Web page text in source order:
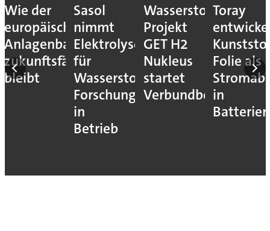
Wie der
europäische
Anlagenbau
zukunftsfähig
bleibt
Sasol
nimmt
Elektrolyseur
für
Wasserstoff-
Forschung
in
Betrieb
Wasserstoff-
Projekt
GET H2
Nukleus
startet
Verbundbetrieb
Toray
Folie als
in
Batterien